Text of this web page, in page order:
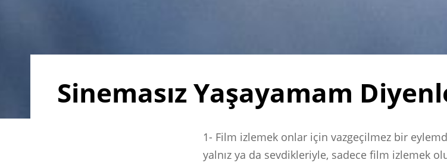
Sinemasız Yaşayamam
1- Film izlemek onlar için vazgeçilmez bir
yalnız ya da sevdikleriyle, sadece film izlemek